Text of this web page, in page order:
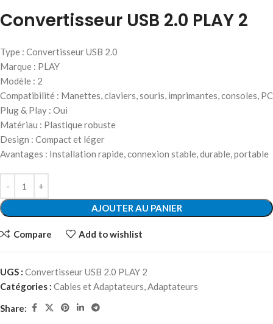
Convertisseur USB 2.0 PLAY 2
Type : Convertisseur USB 2.0
Marque : PLAY
Modèle : 2
Compatibilité : Manettes, claviers, souris, imprimantes, consoles, PC
Plug & Play : Oui
Matériau : Plastique robuste
Design : Compact et léger
Avantages : Installation rapide, connexion stable, durable, portable
AJOUTER AU PANIER
Compare Add to wishlist
UGS : Convertisseur USB 2.0 PLAY 2
Catégories : Cables et Adaptateurs,Adaptateurs
Share: